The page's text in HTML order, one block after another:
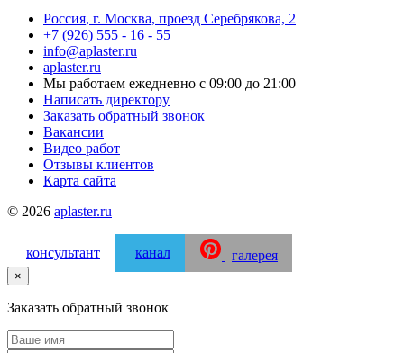
Россия, г. Москва, проезд Серебрякова, 2
+7 (926) 555 - 16 - 55
info@aplaster.ru
aplaster.ru
Мы работаем ежедневно с 09:00 до 21:00
Написать директору
Заказать обратный звонок
Вакансии
Видео работ
Отзывы клиентов
Карта сайта
© 2026 aplaster.ru
консультант канал галерея
×
Заказать обратный звонок